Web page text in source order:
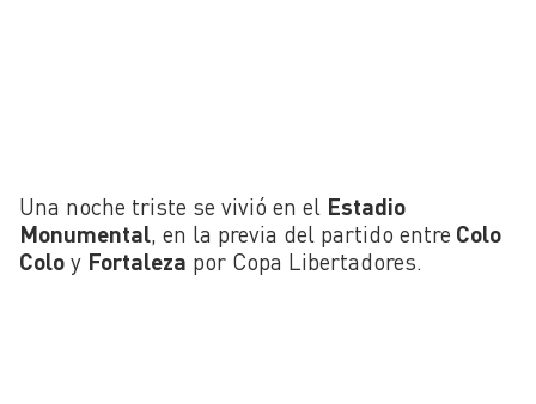
Una noche triste se vivió en el Estadio
Monumental , en la previa del partido entre Colo
Colo y Fortaleza por Copa Libertadores.